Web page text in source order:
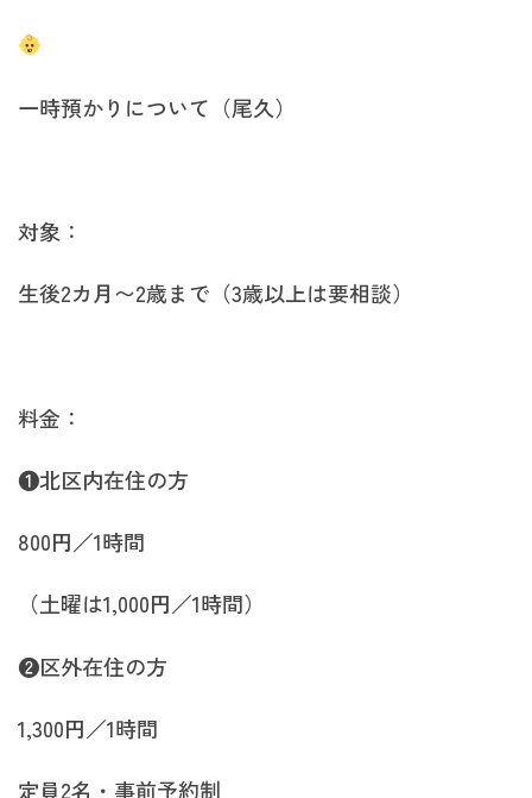
一時預かりについて（尾久）
対象：
生後2カ月〜2歳まで（3歳以上は要相談）
料金：
❶北区内在住の方
800円／1時間
（土曜は1,000円／1時間）
❷区外在住の方
1,300円／1時間
定員2名・事前予約制